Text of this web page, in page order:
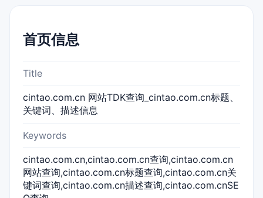
首页信息
Title
cintao.com.cn 网站TDK查询_cintao.com.cn标题、
关键词、描述信息
Keywords
cintao.com.cn,cintao.com.cn查询,cintao.com.cn
网站查询,cintao.com.cn标题查询,cintao.com.cn关
键词查询,cintao.com.cn描述查询,cintao.com.cnSE